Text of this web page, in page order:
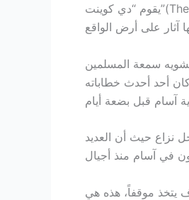
يقوم “دي كوينت”(The Quint) بتفكيك خطاباته لفهم الأنماط والادعاءات التي يقدمها في كثير من الأحيان وكيف أن
سمعة المسلمين
أحد أحدث خطاباته
نزاع حيث أن العديد
يتخذ موقفاً، هذه هي